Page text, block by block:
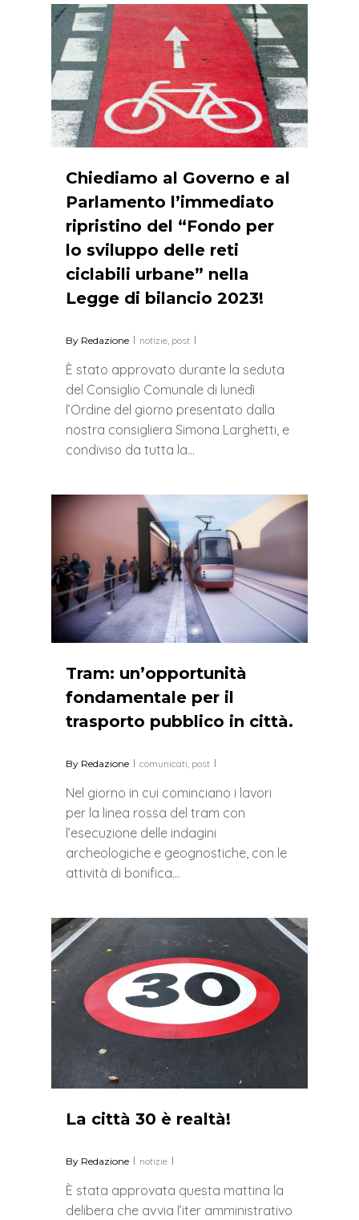
Chiediamo al Governo e al
Parlamento l’immediato
ripristino del “Fondo per
lo sviluppo delle reti
ciclabili urbane” nella
Legge di bilancio 2023!
By Redazione notizie post
È stato approvato durante la seduta
del Consiglio Comunale di lunedì
l’Ordine del giorno presentato dalla
nostra consigliera Simona Larghetti, e
condiviso da tutta la…
0
Tram: un’opportunità
fondamentale per il
trasporto pubblico in città.
By Redazione comunicati post
Nel giorno in cui cominciano i lavori
per la linea rossa del tram con
l’esecuzione delle indagini
archeologiche e geognostiche, con le
attività di bonifica…
La città 30 è realtà!
By Redazione notizie
È stata approvata questa mattina la
delibera che avvia l’iter amministrativo